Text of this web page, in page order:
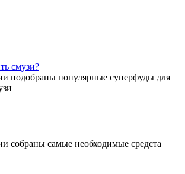
смузи?
подобраны популярные суперфуды для
собраны самые необходимые средста